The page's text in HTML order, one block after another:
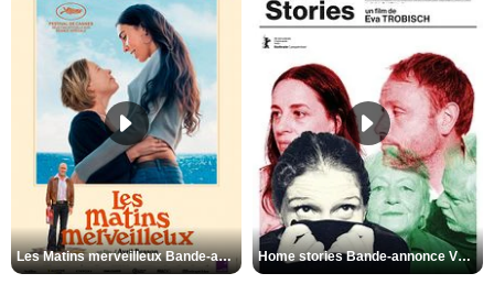
Les Matins merveilleux Bande-annonce VF Home stories Bande-annonce VO STFR